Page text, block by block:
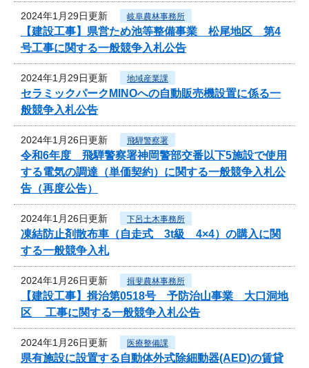
2024年1月29日更新 岐阜農林事務所
【建設工事】県営ため池等整備事業 松尾地区 第4
号工事に関する一般競争入札公告
2024年1月29日更新 地域産業課
セラミックパークMINOへの自動販売機設置に係る一
般競争入札公告
2024年1月26日更新 飛騨警察署
令和6年度 飛騨警察署神岡警部交番以下5施設で使用
する電気の調達（単価契約）に関する一般競争入札公
告（再度公告）
2024年1月26日更新 下呂土木事務所
凍結防止剤散布車（自走式 3t級 4×4）の購入に関
する一般競争入札
2024年1月26日更新 揖斐農林事務所
【建設工事】揖治第0518号 予防治山事業 大口洞地
区 工事に関する一般競争入札公告
2024年1月26日更新 医療整備課
県有施設に設置する自動体外式除細動器(AED)の賃貸